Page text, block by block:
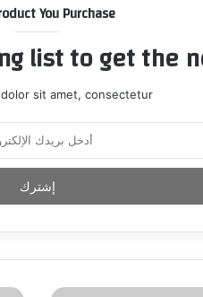
You Purchase
list to get the
sit amet, consectetur.